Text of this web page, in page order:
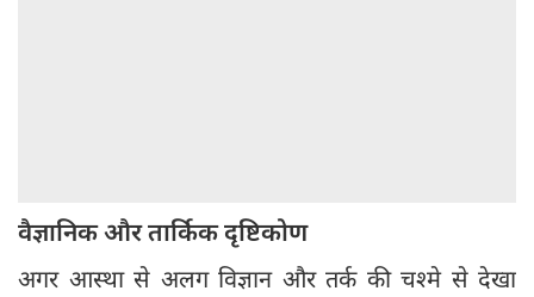
वैज्ञानिक और तार्किक दृष्टिकोण
अगर आस्था से अलग विज्ञान और तर्क की चश्मे से देखा